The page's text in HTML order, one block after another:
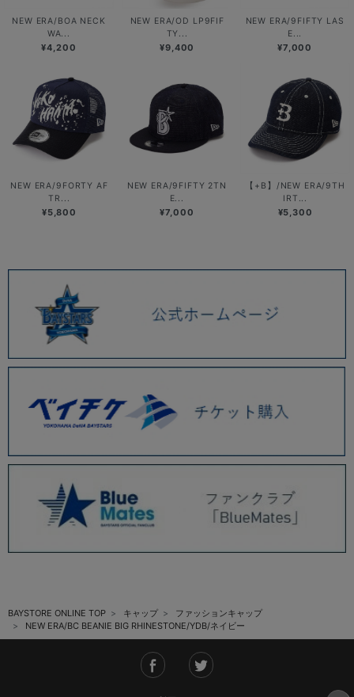
NEW ERA/BOA NECK
WA...
¥4,200
NEW ERA/OD LP9FIF
TY...
¥9,400
NEW ERA/9FIFTY LAS
E...
¥7,000
NEW ERA/9FORTY AF
TR...
¥5,800
NEW ERA/9FIFTY 2TN
E...
¥7,000
【+B】/NEW ERA/9TH
IRT...
¥5,300
BAYSTORE ONLINE TOP キャップ
ファッションキャップ
NEW ERA/BC BEANIE BIG RHINESTONE/YDB/ネイビー